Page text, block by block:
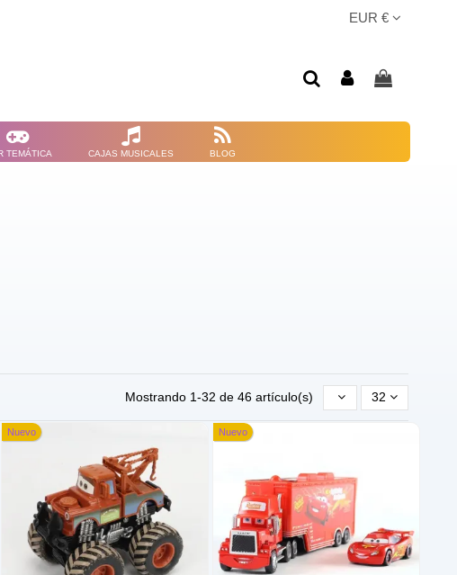
EUR €
TEMÁTICA CAJAS MUSICALES BLOG
Mostrando 1-32 de 46 artículo(s) 32
Nuevo Nuevo